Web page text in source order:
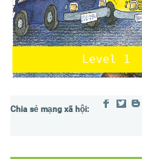
Level 1